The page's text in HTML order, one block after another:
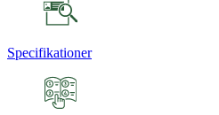
Specifikationer